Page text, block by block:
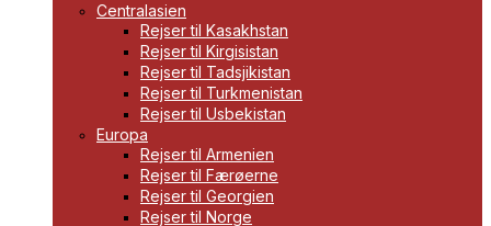
Centralasien
Rejser til Kasakhstan
Rejser til Kirgisistan
Rejser til Tadsjikistan
Rejser til Turkmenistan
Rejser til Usbekistan
Europa
Rejser til Armenien
Rejser til Færøerne
Rejser til Georgien
Rejser til Norge